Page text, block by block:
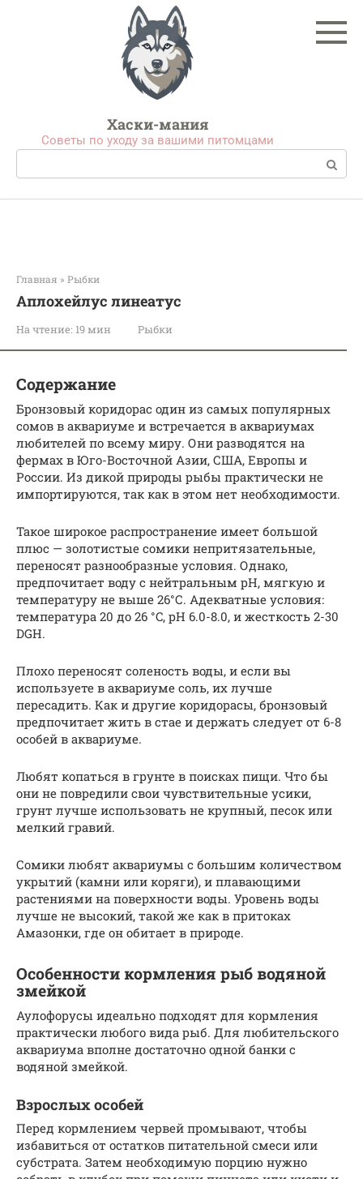
Хаски-мания
Советы по уходу за вашими питомцами
Поиск:
Главная » Рыбки
Аплохейлус линеатус
На чтение: 19 мин Рыбки
Содержание
Бронзовый коридорас один из самых популярных
сомов в аквариуме и встречается в аквариумах
любителей по всему миру. Они разводятся на
фермах в Юго-Восточной Азии, США, Европы и
России. Из дикой природы рыбы практически не
импортируются, так как в этом нет необходимости.
Такое широкое распространение имеет большой
плюс — золотистые сомики непритязательные,
переносят разнообразные условия. Однако,
предпочитает воду с нейтральным pH, мягкую и
температуру не выше 26°С. Адекватные условия:
температура 20 до 26 °C, pH 6.0-8.0, и жесткость 2-30
DGH.
Плохо переносят соленость воды, и если вы
используете в аквариуме соль, их лучше
пересадить. Как и другие коридорасы, бронзовый
предпочитает жить в стае и держать следует от 6-8
особей в аквариуме.
Любят копаться в грунте в поисках пищи. Что бы
они не повредили свои чувствительные усики,
грунт лучше использовать не крупный, песок или
мелкий гравий.
Сомики любят аквариумы с большим количеством
укрытий (камни или коряги), и плавающими
растениями на поверхности воды. Уровень воды
лучше не высокий, такой же как в притоках
Амазонки, где он обитает в природе.
Особенности кормления рыб водяной
змейкой
Аулофорусы идеально подходят для кормления
практически любого вида рыб. Для любительского
аквариума вполне достаточно одной банки с
водяной змейкой.
Взрослых особей
Перед кормлением червей промывают, чтобы
избавиться от остатков питательной смеси или
субстрата. Затем необходимую порцию нужно